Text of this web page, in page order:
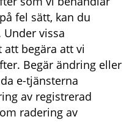
fel sätt, kan du
vissa
begära att vi
Begär ändring eller
e-tjänsterna
av registrerad
radering av